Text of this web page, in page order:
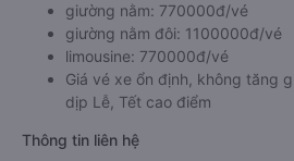
giường nằm: 770000đ/vé
giường nằm đôi: 1100000đ/vé
limousine: 770000đ/vé
Giá vé xe ổn định, không tăng
dịp Lễ, Tết cao điểm
Thông tin liên hệ